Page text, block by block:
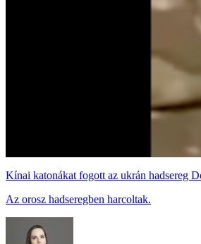
Kínai katonákat fogott az ukrán hadsereg
Az orosz hadseregben harcoltak.